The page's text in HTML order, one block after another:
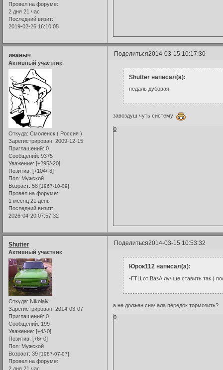
Провел на форуме:
2 дня 21 час
Последний визит:
2019-02-26 16:10:05
Поделиться2014-03-15 10:17:30
иваныч
Активный участник
Откуда: Смоленск ( Россия )
Зарегистрирован: 2009-12-15
Приглашений: 0
Сообщений: 9375
Уважение: [+295/-20]
Позитив: [+104/-8]
Пол: Мужской
Возраст: 58 [1967-10-09]
Провел на форуме:
1 месяц 21 день
Последний визит:
2026-04-20 07:57:32
Shutter написал(а):
педаль дубовая,
завоздуш чуть систему
0
Поделиться2014-03-15 10:53:32
Shutter
Активный участник
Откуда: Nikolaiv
Зарегистрирован: 2014-03-07
Приглашений: 0
Сообщений: 199
Уважение: [+4/-0]
Позитив: [+6/-0]
Пол: Мужской
Возраст: 39 [1987-07-07]
Провел на форуме:
2 дня 21 час
Юрок112 написал(а):
-ГТЦ от ВазА лучше ставить так (
а не должен сначала передок тормозить?
0